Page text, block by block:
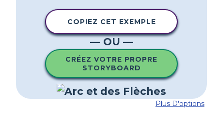
COPIEZ CET EXEMPLE
— OU —
CRÉEZ VOTRE PROPRE
STORYBOARD
Plus D'options